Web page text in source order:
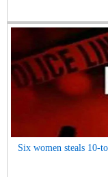
Six women steals 10-